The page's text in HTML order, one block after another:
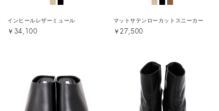
インヒールレザーミュール
￥34,100
マットサテンローカットスニーカー
￥27,500